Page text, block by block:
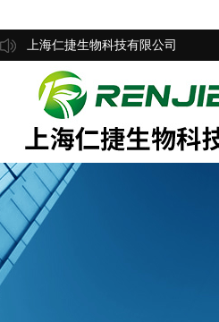
上海仁捷生物科技有限公司